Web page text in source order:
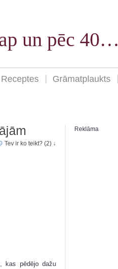
un pēc 40…
Receptes Grāmatplaukts
Tev ir ko teikt? (2) ↓
kas pēdējo dažu
Reklāma